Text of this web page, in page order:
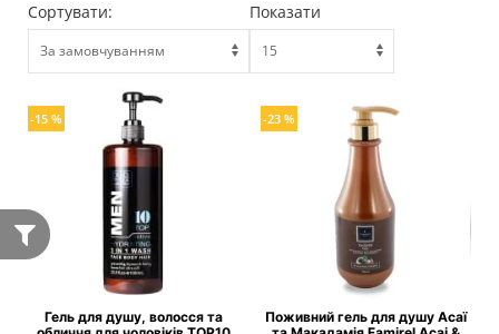
Сортувати: Показати
-15 %
Гель для душу, волосся та
-23 %
Поживний гель для душу Асаї